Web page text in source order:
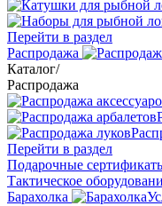
Перейти в раздел
Распродажа
Каталог/
Распродажа
Перейти в раздел
Подарочные
Тактическое
Барахолка